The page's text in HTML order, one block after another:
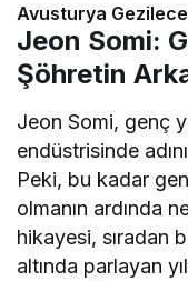
Avusturya
Jeon Somi:
Şöhretin
Jeon Somi, genç
endüstrisinde
Peki, bu kadar
olmanın ardında
hikayesi, sıradan
altında parlayan